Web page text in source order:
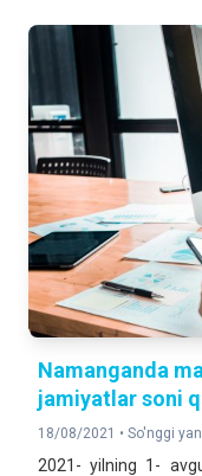
Namanganda
jamiyatlar soni
18/08/2021 • So'nggi
2021- yilning 1-